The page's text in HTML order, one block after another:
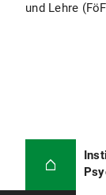
und Lehre